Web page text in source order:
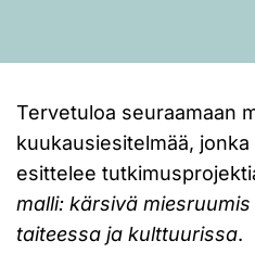
Tervetuloa seuraamaan
kuukausiesitelmää, jonka
esittelee
malli: kärsivä
taiteessa ja kulttuurissa.